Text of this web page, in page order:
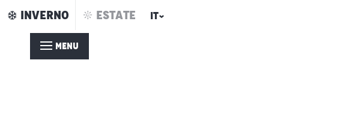
Aller
contenu
principal
INVERNO ESTATE IT
MENU